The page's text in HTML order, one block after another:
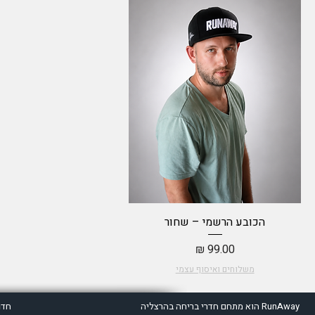
תצוגה מהירה
הכובע הרשמי – שחור
מחיר‏99.00 ‏₪
משלוחים ואיסוף עצמי
RunAway הוא מתחם חדרי בריחה בהרצליה